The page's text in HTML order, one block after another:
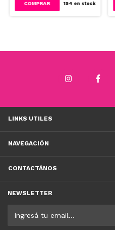
194 en stock
LINKS UTILES
NAVEGACIÓN
CONTACTÁNOS
NEWSLETTER